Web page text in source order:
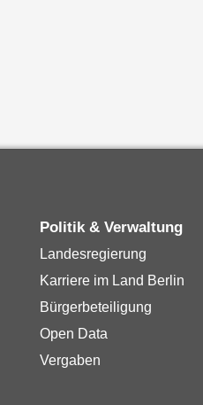
Politik & Verwaltung
Landesregierung
Karriere im Land Berlin
Bürgerbeteiligung
Open Data
Vergaben